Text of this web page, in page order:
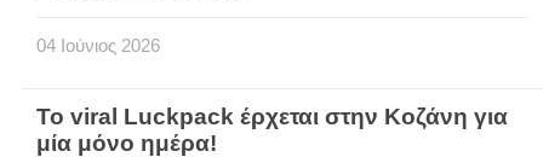
04 Ιούνιος 2026
Το viral Luckpack έρχεται στην Κοζάνη για
μία μόνο ημέρα!